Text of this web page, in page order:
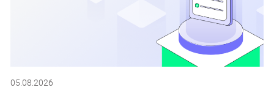
05.08.2026